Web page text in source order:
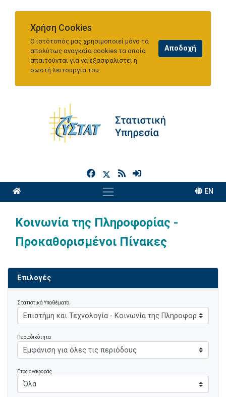
Χρήση Cookies
Ο ιστότοπός μας χρησιμοποιεί μόνο τα
απολύτως αναγκαία cookies τα οποία
απαιτούνται για να εξασφαλιστεί η
σωστή λειτουργία του.
h
EN
Κοινωνία της Πληροφορίας -
Προκαθορισμένοι Πίνακες
Επιλογές
Στατιστικά Υποθέματα
Περιοδικότητα
Έτος αναφοράς